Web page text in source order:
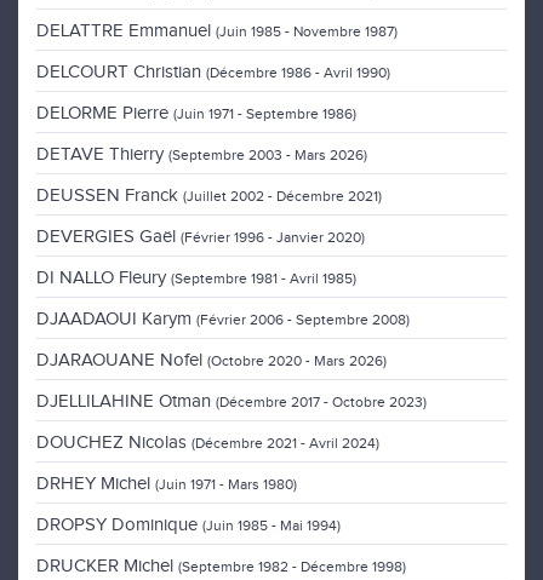
DELATTRE Emmanuel (Juin 1985 - Novembre 1987)
DELCOURT Christian (Décembre 1986 - Avril 1990)
DELORME Pierre (Juin 1971 - Septembre 1986)
DETAVE Thierry (Septembre 2003 - Mars 2026)
DEUSSEN Franck (Juillet 2002 - Décembre 2021)
DEVERGIES Gaël (Février 1996 - Janvier 2020)
DI NALLO Fleury (Septembre 1981 - Avril 1985)
DJAADAOUI Karym (Février 2006 - Septembre 2008)
DJARAOUANE Nofel (Octobre 2020 - Mars 2026)
DJELLILAHINE Otman (Décembre 2017 - Octobre 2023)
DOUCHEZ Nicolas (Décembre 2021 - Avril 2024)
DRHEY Michel (Juin 1971 - Mars 1980)
DROPSY Dominique (Juin 1985 - Mai 1994)
DRUCKER Michel (Septembre 1982 - Décembre 1998)